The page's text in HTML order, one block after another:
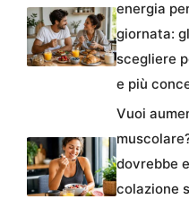
energia
giornata:
scegliere
e più
Vuoi
dovrebbe
colazione